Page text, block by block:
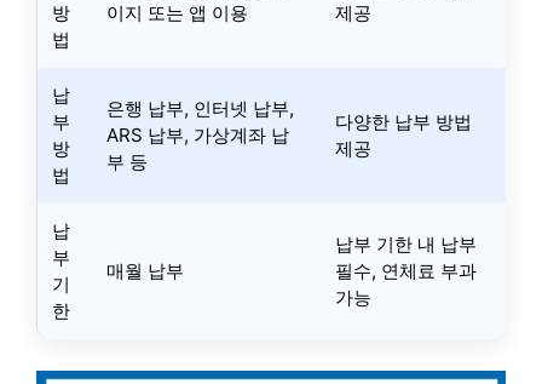
방
법
이지 또는 앱 이용
제공
납
부
방
법
은행 납부, 인터넷 납부,
ARS 납부, 가상계좌 납
부 등
다양한 납부 방법
제공
납
부
기
한
매월 납부
납부 기한 내 납부
필수, 연체료 부과
가능